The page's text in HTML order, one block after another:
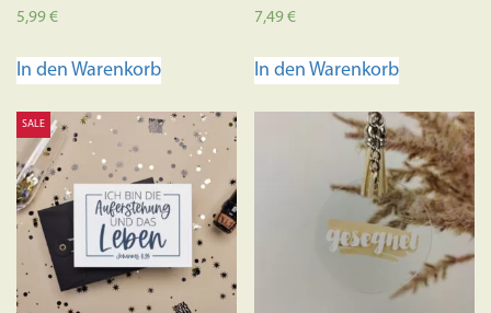
5,99€
In den Warenkorb
7,49€
In den Warenkorb
SALE